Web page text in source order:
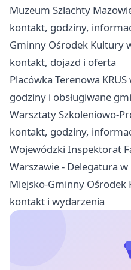
Muzeum Szlachty
kontakt, godziny,
Gminny Ośrodek Kultury
kontakt, dojazd i oferta
Placówka Terenowa
godziny i obsługiwane
Warsztaty
kontakt, godziny,
Wojewódzki Inspektorat
Warszawie - Delegatura
Miejsko-Gminny Ośrodek
kontakt i wydarzenia